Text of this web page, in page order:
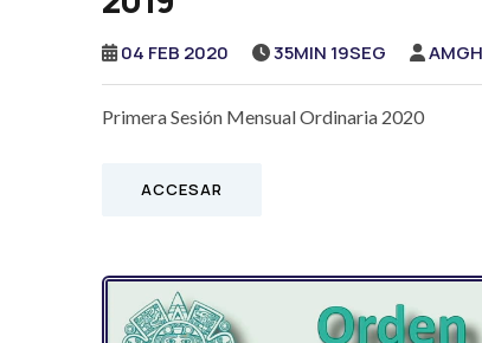
04 FEB 2020 35MIN 19SEG AMGH
Primera Sesión Mensual Ordinaria 2020
ACCESAR